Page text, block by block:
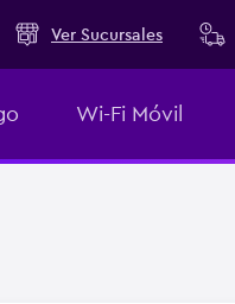
Ver Sucursales
Wi-Fi Móvil